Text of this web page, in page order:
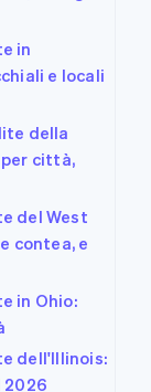
in
e locali
della
città,
del West
contea, e
in Ohio:
dell'Illinois:
2026